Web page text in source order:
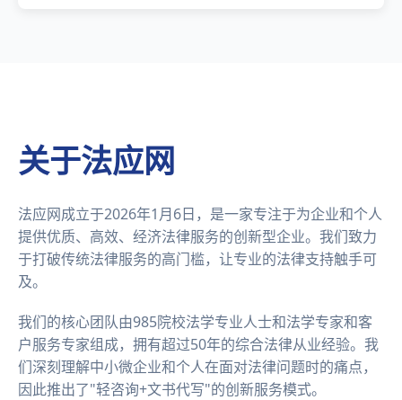
关于法应网
法应网成立于2026年1月6日，是一家专注于为企业和个人
提供优质、高效、经济法律服务的创新型企业。我们致力
于打破传统法律服务的高门槛，让专业的法律支持触手可
及。
我们的核心团队由985院校法学专业人士和法学专家和客
户服务专家组成，拥有超过50年的综合法律从业经验。我
们深刻理解中小微企业和个人在面对法律问题时的痛点，
因此推出了"轻咨询+文书代写"的创新服务模式。